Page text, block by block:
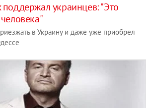
украинцев: "Это
в Украину и даже уже приобрел